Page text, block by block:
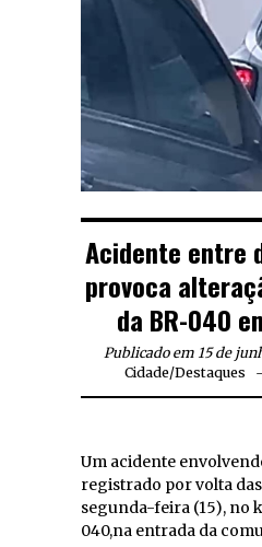
Acidente entre
provoca
da BR-040
Publicado em 15 de
Cidade/Destaques
Um acidente
registrado por volta
segunda-feira (15), no
040,na entrada da